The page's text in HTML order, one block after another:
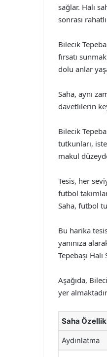
sağlar. Halı
sonrası
Bilecik
fırsatı
dolu anlar
Saha, aynı
davetlilerin
Bilecik
tutkunları,
makul
Tesis, her
futbol
Saha, futbol
Bu harika
yanınıza
Tepebaşı
Aşağıda,
yer
Saha
Aydınlatma